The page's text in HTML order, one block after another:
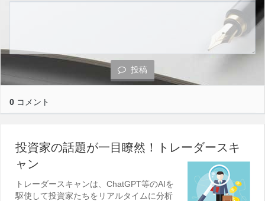
投稿
0 コメント
投資家の話題が一目瞭然！トレーダースキ
ャン
トレーダースキャンは、ChatGPT等のAIを
駆使して投資家たちをリアルタイムに分析